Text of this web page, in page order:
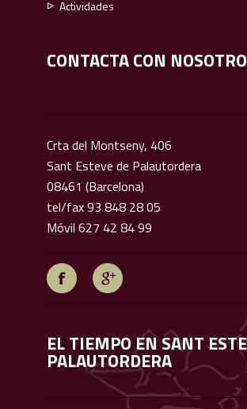
Actividades
CONTACTA CON
Crta del Montseny, 406
Sant Esteve de Palautordera
08461 (Barcelona)
tel/fax 93 848 28 05
Móvil 627 42 84 99
EL TIEMPO EN SANT
PALAUTORDERA